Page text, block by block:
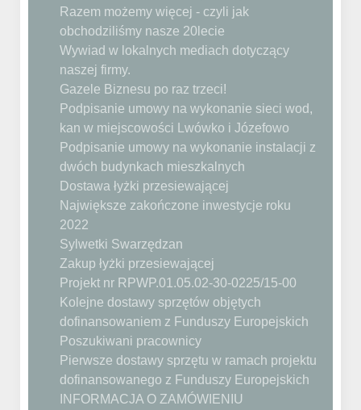
Razem możemy więcej - czyli jak
obchodziliśmy nasze 20lecie
Wywiad w lokalnych mediach dotyczący
naszej firmy.
Gazele Biznesu po raz trzeci!
Podpisanie umowy na wykonanie sieci wod,
kan w miejscowości Lwówko i Józefowo
Podpisanie umowy na wykonanie instalacji z
dwóch budynkach mieszkalnych
Dostawa łyżki przesiewającej
Największe zakończone inwestycje roku
2022
Sylwetki Swarzędzan
Zakup łyżki przesiewającej
Projekt nr RPWP.01.05.02-30-0225/15-00
Kolejne dostawy sprzętów objętych
dofinansowaniem z Funduszy Europejskich
Poszukiwani pracownicy
Pierwsze dostawy sprzętu w ramach projektu
dofinansowanego z Funduszy Europejskich
INFORMACJA O ZAMÓWIENIU